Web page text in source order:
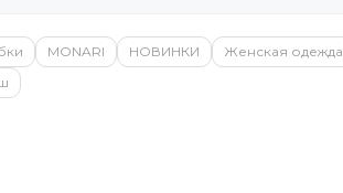
MONARI НОВИНКИ Женская одежда